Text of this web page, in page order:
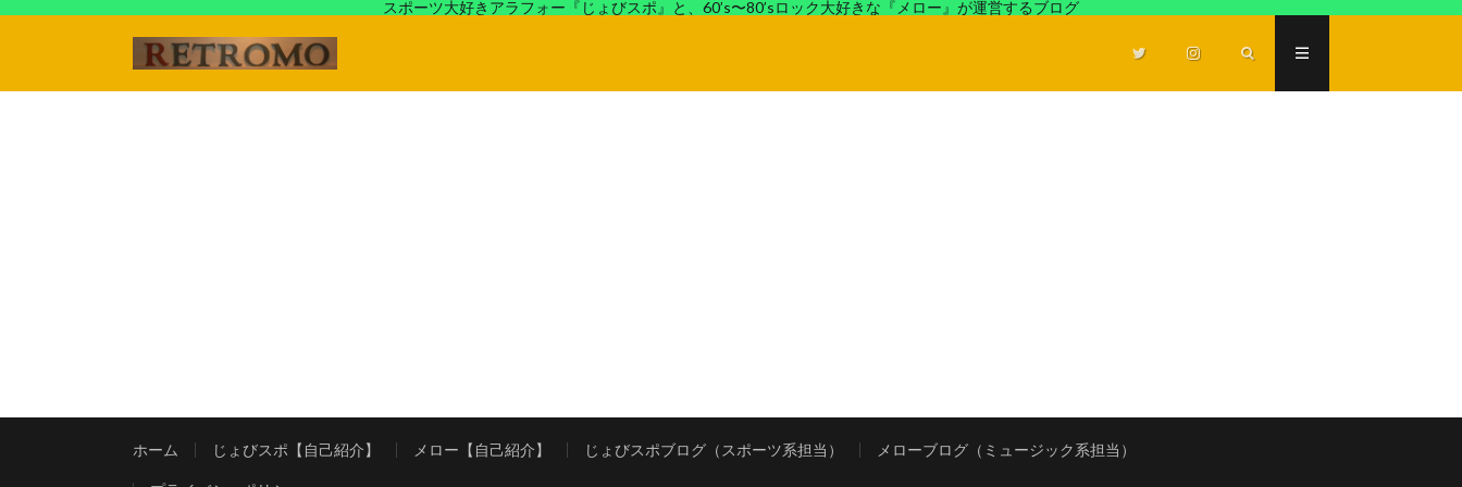
スポーツ大好きアラフォー『じょびスポ』と、60’s〜80’sロック大好きな『メロー』が運営するブログ
ホーム じょびスポ【自己紹介】 メロー【自己紹介】 じょびスポブログ（スポーツ系担当） メローブログ（ミュージック系担当）